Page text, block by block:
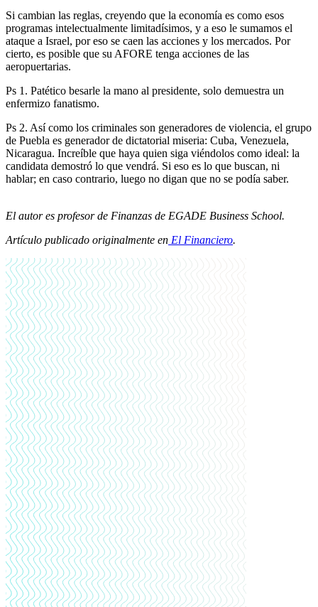
Si cambian las reglas, creyendo que la economía es como esos
programas intelectualmente limitadísimos, y a eso le sumamos el
ataque a Israel, por eso se caen las acciones y los mercados. Por
cierto, es posible que su AFORE tenga acciones de las
aeropuertarias.
Ps 1. Patético besarle la mano al presidente, solo demuestra un
enfermizo fanatismo.
Ps 2. Así como los criminales son generadores de violencia, el grupo
de Puebla es generador de dictatorial miseria: Cuba, Venezuela,
Nicaragua. Increíble que haya quien siga viéndolos como ideal: la
candidata demostró lo que vendrá. Si eso es lo que buscan, ni
hablar; en caso contrario, luego no digan que no se podía saber.
El autor es profesor de Finanzas de EGADE Business School.
Artículo publicado originalmente en El Financiero.